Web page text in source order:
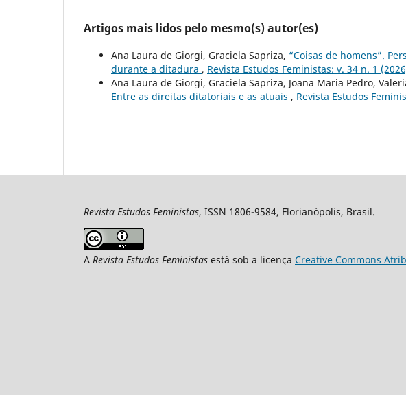
Artigos mais lidos pelo mesmo(s) autor(es)
Ana Laura de Giorgi, Graciela Sapriza, “Coisas de homens”.
durante a ditadura , Revista Estudos Feministas: v. 34 n. 1
Ana Laura de Giorgi, Graciela Sapriza, Joana Maria Pedro,
Entre as direitas ditatoriais e as atuais , Revista Estudos
Revista Estudos Feministas, ISSN 1806-9584, Florianópolis, Brasil.
A Revista Estudos Feministas está sob a licença Creative Commons